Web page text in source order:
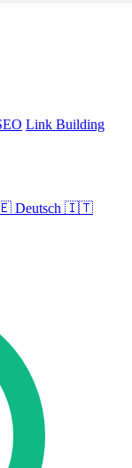
Link Building
Deutsch 🇮🇹